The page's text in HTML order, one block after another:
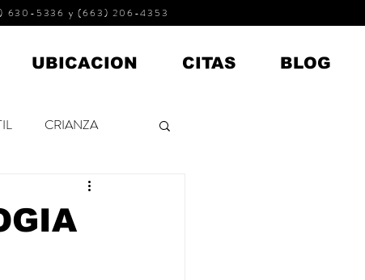
630-5336 y (663) 206-4353
UBICACION CITAS BLOG
CRIANZA
ADOLESCENTES